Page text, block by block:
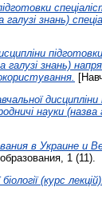
знань)
галузі знань)
науки (назва
в Украине и
1 (11).
(курс лекцій).